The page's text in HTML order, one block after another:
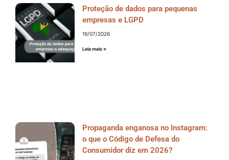
Proteção de dados para pequenas
empresas e LGPD
19/07/2026
Leia mais »
Propaganda enganosa no Instagram:
o que o Código de Defesa do
Consumidor diz em 2026?